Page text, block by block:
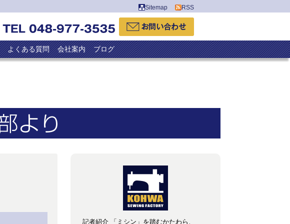
Sitemap RSS
よくある質問 会社案内 ブログ
記者紹介 「ミシン」を踏むかたわら、